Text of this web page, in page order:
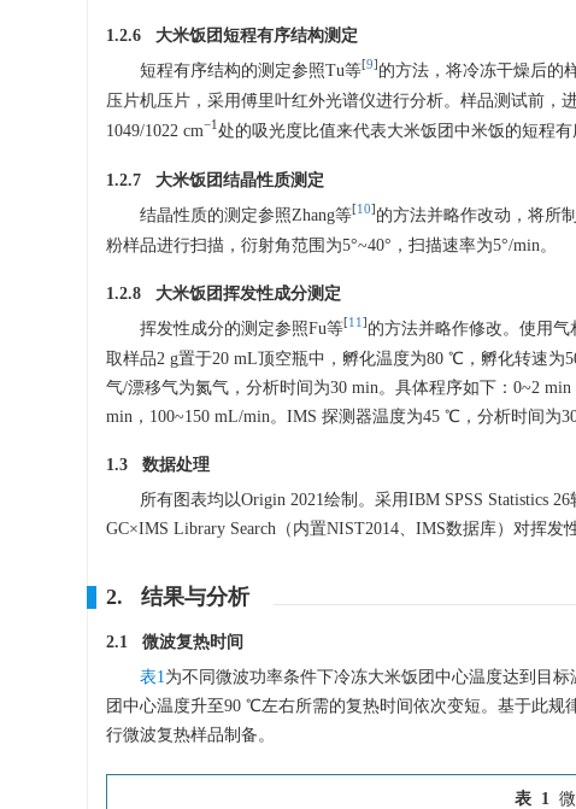
1.2.6 大米饭团短程有序结构测定
短程有序结构的测定参照Tu等[9] 的方法，将冷冻干燥后的
压片机压片，采用傅里叶红外光谱仪进行分析。样品测试前，
1049/1022 cm−1处的吸光度比值来代表大米饭团中米饭的短程有
1.2.7 大米饭团结晶性质测定
结晶性质的测定参照Zhang等[10] 的方法并略作改动，将所
粉样品进行扫描，衍射角范围为5°~40°，扫描速率为5°/min。
1.2.8 大米饭团挥发性成分测定
挥发性成分的测定参照Fu等[11] 的方法并略作修改。使用
取样品2 g置于20 mL顶空瓶中，孵化温度为80 ℃，孵化转速
气/漂移气为氮气，分析时间为30 min。具体程序如下：0~2
min，100~150 mL/min。IMS 探测器温度为45 ℃，分析时间为30
1.3 数据处理
所有图表均以Origin 2021绘制。采用IBM SPSS Statistics
GC×IMS Library Search（内置NIST2014、IMS数据库）对挥
2. 结果与分析
2.1 微波复热时间
表1 为不同微波功率条件下冷冻大米饭团中心温度达到目
团中心温度升至90 ℃左右所需的复热时间依次变短。基于此规
行微波复热样品制备。
表 1